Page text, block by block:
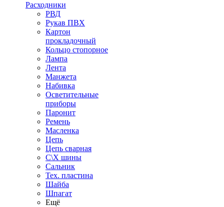
Расходники
РВД
Рукав ПВХ
Картон
прокладочный
Кольцо стопорное
Лампа
Лента
Манжета
Набивка
Осветительные
приборы
Паронит
Ремень
Масленка
Цепь
Цепь сварная
С\Х шины
Сальник
Тех. пластина
Шайба
Шпагат
Ещё